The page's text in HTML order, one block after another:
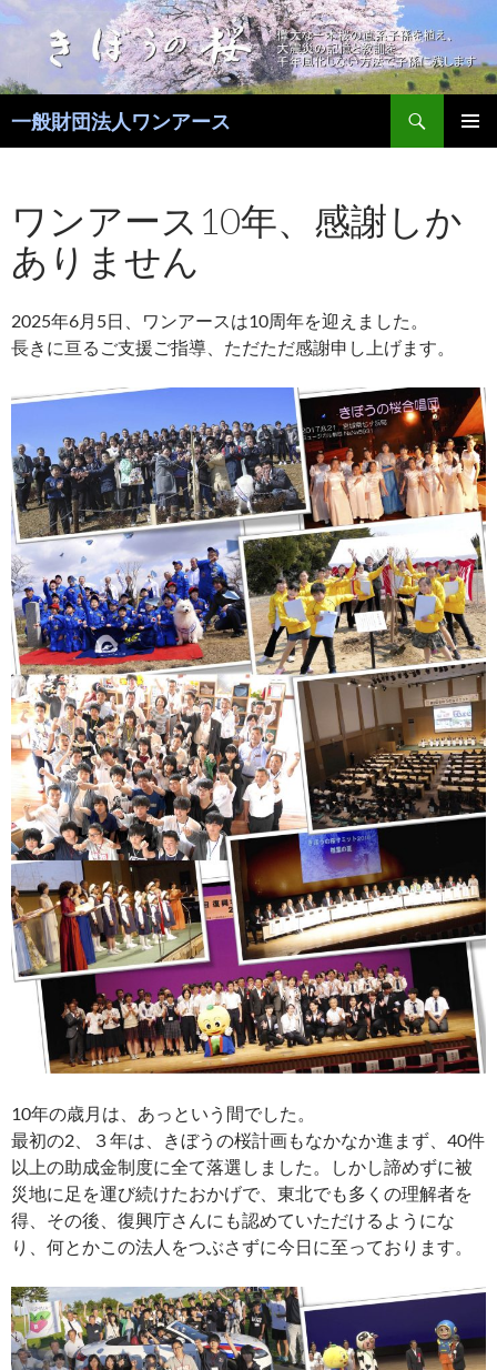
コ
ン
ツ
へ
ッ
一般財団法人ワンアース
ワンアース10年、感謝しか
ありません
2025年6月5日、ワンアースは10周年を迎えました。
長きに亘るご支援ご指導、ただただ感謝申し上げます。
10年の歳月は、あっという間でした。
最初の2、３年は、きぼうの桜計画もなかなか進まず、40件
以上の助成金制度に全て落選しました。しかし諦めずに被
災地に足を運び続けたおかげで、東北でも多くの理解者を
得、その後、復興庁さんにも認めていただけるようにな
り、何とかこの法人をつぶさずに今日に至っております。